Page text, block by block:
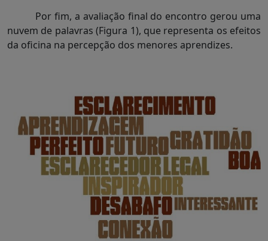
Por fim, a avaliação final do encontro gerou uma
nuvem de palavras (Figura 1), que representa os efeitos
da oficina na percepção dos menores aprendizes.